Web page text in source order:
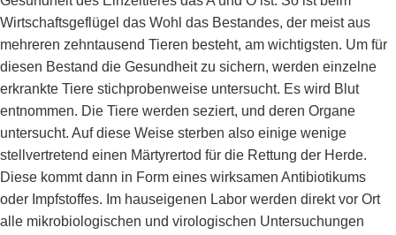
Wirtschaftsgeflügel das Wohl das Bestandes, der meist aus
mehreren zehntausend Tieren besteht, am wichtigsten. Um für
diesen Bestand die Gesundheit zu sichern, werden einzelne
erkrankte Tiere stichprobenweise untersucht. Es wird Blut
entnommen. Die Tiere werden seziert, und deren Organe
untersucht. Auf diese Weise sterben also einige wenige
stellvertretend einen Märtyrertod für die Rettung der Herde.
Diese kommt dann in Form eines wirksamen Antibiotikums
oder Impfstoffes. Im hauseigenen Labor werden direkt vor Ort
alle mikrobiologischen und virologischen Untersuchungen